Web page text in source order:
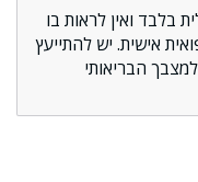
בלבד ואין לראות בו
אישית. יש להתייעץ
הבריאותי